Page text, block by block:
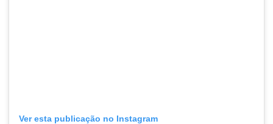
Ver esta publicação no Instagram